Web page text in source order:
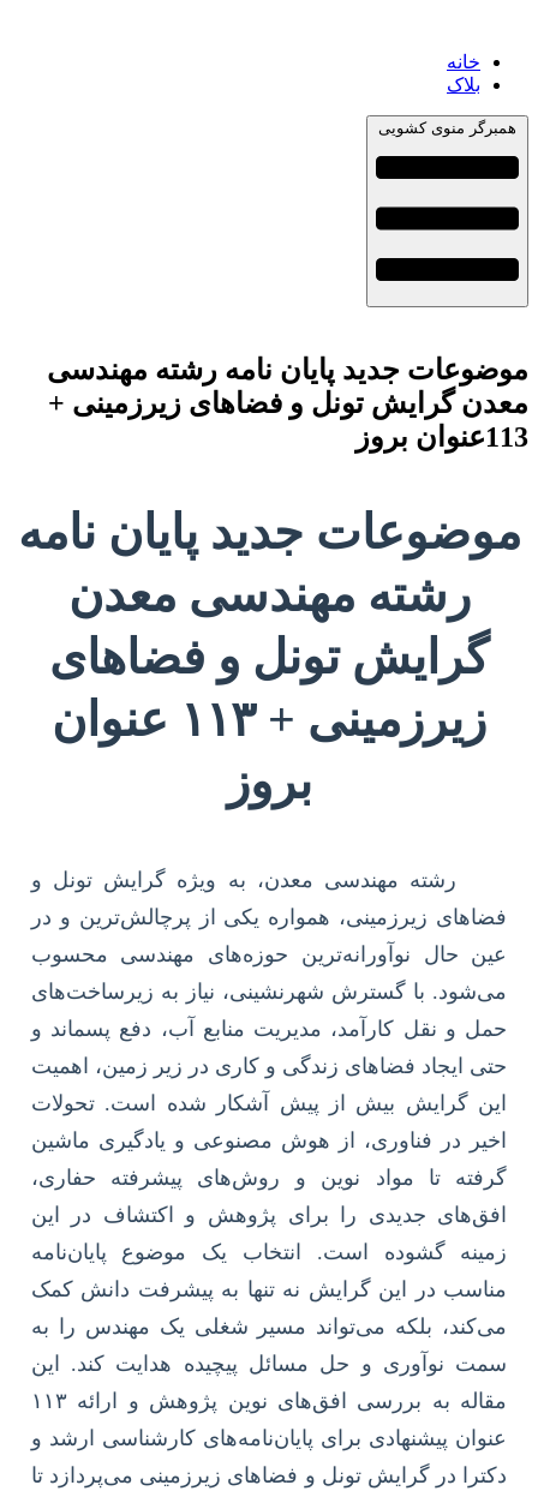
خانه
بلاک
همبرگر منوی کشویی
موضوعات جدید پایان نامه رشته مهندسی
معدن گرایش تونل و فضاهای زیرزمینی +
113عنوان بروز
موضوعات جدید پایان نامه
رشته مهندسی معدن
گرایش تونل و فضاهای
زیرزمینی + ۱۱۳ عنوان
بروز
رشته مهندسی معدن، به ویژه گرایش تونل و
فضاهای زیرزمینی، همواره یکی از پرچالش‌ترین و در
عین حال نوآورانه‌ترین حوزه‌های مهندسی محسوب
می‌شود. با گسترش شهرنشینی، نیاز به زیرساخت‌های
حمل و نقل کارآمد، مدیریت منابع آب، دفع پسماند و
حتی ایجاد فضاهای زندگی و کاری در زیر زمین، اهمیت
این گرایش بیش از پیش آشکار شده است. تحولات
اخیر در فناوری، از هوش مصنوعی و یادگیری ماشین
گرفته تا مواد نوین و روش‌های پیشرفته حفاری،
افق‌های جدیدی را برای پژوهش و اکتشاف در این
زمینه گشوده است. انتخاب یک موضوع پایان‌نامه
مناسب در این گرایش نه تنها به پیشرفت دانش کمک
می‌کند، بلکه می‌تواند مسیر شغلی یک مهندس را به
سمت نوآوری و حل مسائل پیچیده هدایت کند. این
مقاله به بررسی افق‌های نوین پژوهش و ارائه ۱۱۳
عنوان پیشنهادی برای پایان‌نامه‌های کارشناسی ارشد و
دکترا در گرایش تونل و فضاهای زیرزمینی می‌پردازد تا